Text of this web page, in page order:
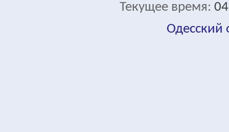
Текущее время:
Одесский